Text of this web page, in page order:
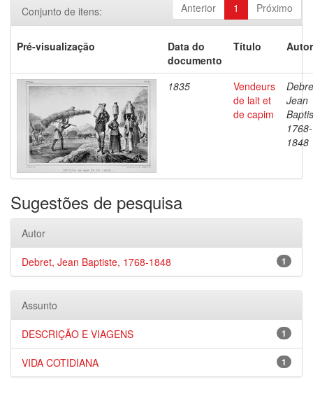
Anterior 1 Próximo
Conjunto de itens:
Pré-visualização
Data do
documento
Título
1835
Vendeurs
de lait et
de capim
Jean
1768-
1848
Sugestões de pesquisa
Autor
1
Debret, Jean Baptiste, 1768-1848
Assunto
1
DESCRIÇÃO E VIAGENS
1
VIDA COTIDIANA